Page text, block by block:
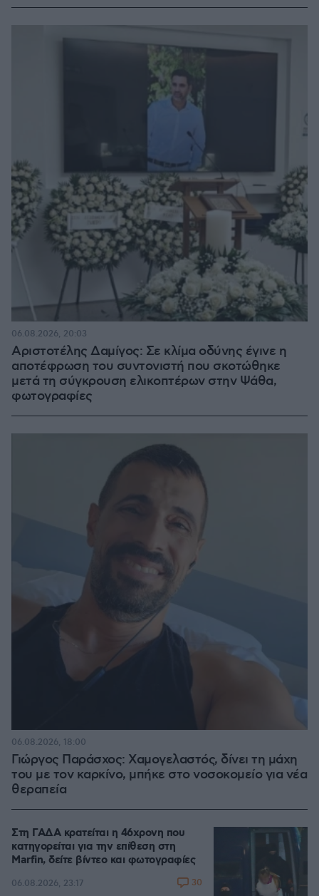
Αριστοτέλης Δαμίγος: Σε κλίμα οδύνης έγινε η
αποτέφρωση του συντονιστή που σκοτώθηκε
μετά τη σύγκρουση ελικοπτέρων στην Ψάθα,
φωτογραφίες
06.08.2026, 20:03
Γιώργος Παράσχος: Χαμογελαστός, δίνει τη μάχη
του με τον καρκίνο, μπήκε στο νοσοκομείο για νέα
θεραπεία
06.08.2026, 18:00
Στη ΓΑΔΑ κρατείται η 46χρονη που
κατηγορείται για την επίθεση στη
Marfin, δείτε βίντεο και φωτογραφίες
06.08.2026, 23:17 30